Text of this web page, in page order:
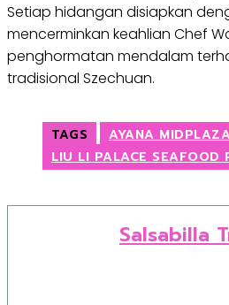
Setiap hidangan disiapkan
mencerminkan keahlian Chef
penghormatan mendalam
tradisional Szechuan.
TAGS
AYANA
LIU LI PALACE SEAFOOD
Salsabilla